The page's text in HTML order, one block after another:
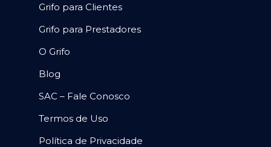
Grifo para Clientes
Grifo para Prestadores
O Grifo
Blog
SAC – Fale Conosco
Termos de Uso
Política de Privacidade